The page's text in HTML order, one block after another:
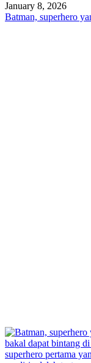
January 8, 2026
Batman, superhero